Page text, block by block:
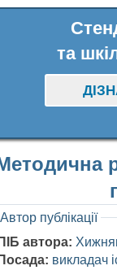
та
Автор публікації
ПІБ автора:
Посада: викладач